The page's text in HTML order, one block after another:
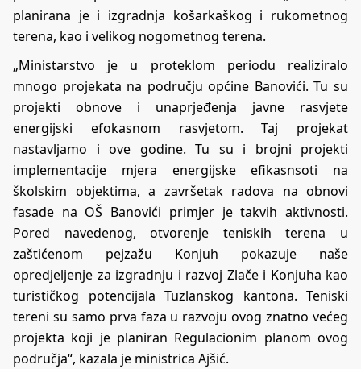
planirana je i izgradnja košarkaškog i rukometnog
terena, kao i velikog nogometnog terena.
„Ministarstvo je u proteklom periodu realiziralo
mnogo projekata na području općine Banovići. Tu su
projekti obnove i unaprjeđenja javne rasvjete
energijski efokasnom rasvjetom. Taj projekat
nastavljamo i ove godine. Tu su i brojni projekti
implementacije mjera energijske efikasnsoti na
školskim objektima, a završetak radova na obnovi
fasade na OŠ Banovići primjer je takvih aktivnosti.
Pored navedenog, otvorenje teniskih terena u
zaštićenom pejzažu Konjuh pokazuje naše
opredjeljenje za izgradnju i razvoj Zlače i Konjuha kao
turističkog potencijala Tuzlanskog kantona. Teniski
tereni su samo prva faza u razvoju ovog znatno većeg
projekta koji je planiran Regulacionim planom ovog
područja“, kazala je ministrica Ajšić.